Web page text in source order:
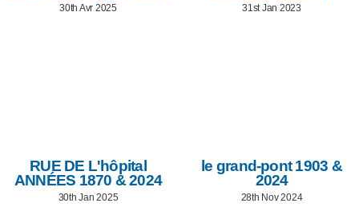
30th Avr 2025 31st Jan 2023
RUE DE L'hôpital
ANNÉES 1870 & 2024
30th Jan 2025
le grand-pont 1903 &
2024
28th Nov 2024